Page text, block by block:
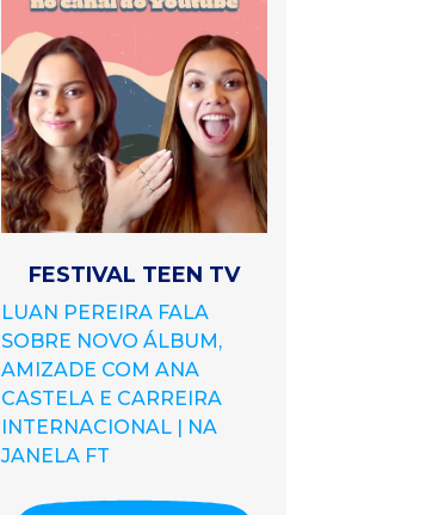
FESTIVAL TEEN TV
LUAN PEREIRA FALA
SOBRE NOVO ÁLBUM,
AMIZADE COM ANA
CASTELA E CARREIRA
INTERNACIONAL | NA
JANELA FT